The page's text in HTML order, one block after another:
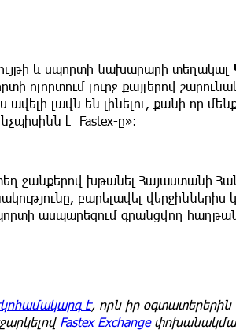
և սպորտի նախարարի տեղակալ
ոլորտում լուրջ քայլերով
լավն են լինելու, քանի որ
է Fastex-ը»։
ջանքերով խթանել Հայաստանի
բարելավել
ասպարեզում գրանցվող
է, որն իր օգտատերերին
Fastex Exchange